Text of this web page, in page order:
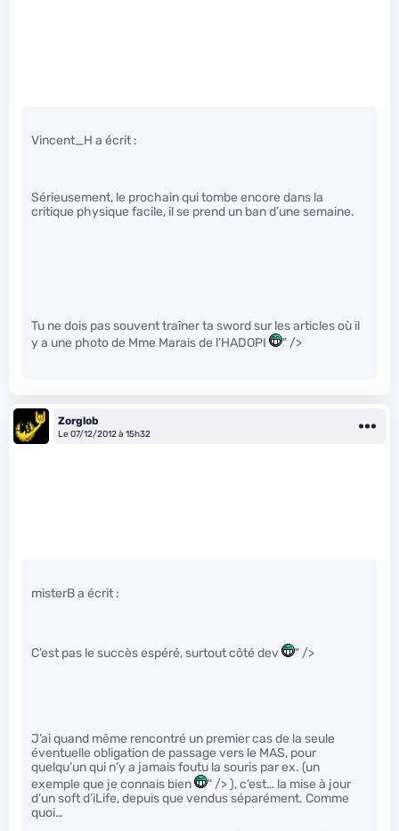
Vincent_H a écrit :
Sérieusement, le prochain qui tombe encore dans la
critique physique facile, il se prend un ban d’une semaine.
Tu ne dois pas souvent traîner ta sword sur les articles où il
y a une photo de Mme Marais de l’HADOPI
" />
Zorglob
Le 07/12/2012 à 15h32
misterB a écrit :
C’est pas le succès espéré, surtout côté dev " />
J’ai quand même rencontré un premier cas de la seule
éventuelle obligation de passage vers le MAS, pour
quelqu’un qui n’y a jamais foutu la souris par ex. (un
exemple que je connais bien
" /> ), c’est… la mise à jour
d’un soft d’iLife, depuis que vendus séparément. Comme
quoi…